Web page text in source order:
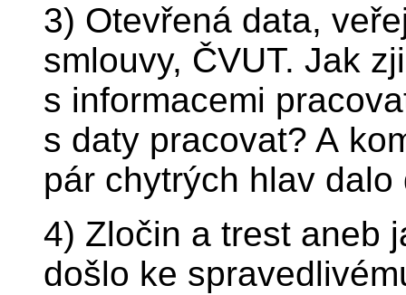
3) Otevřená data,
smlouvy, ČVUT. Jak
s informacemi
s daty pracovat? A
pár chytrých hlav dalo
4) Zločin a trest aneb
došlo ke